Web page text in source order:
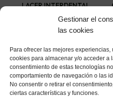
Gestionar el
las cookies
Para ofrecer las mejores
cookies para almacenar y/o acceder a
consentimiento de estas tecnologías
comportamiento de navegación o las
No consentir o retirar el
ciertas características y funciones.
LACER INTERDENTAL
FINO ANGULAR 6 U
Añadir al carrito